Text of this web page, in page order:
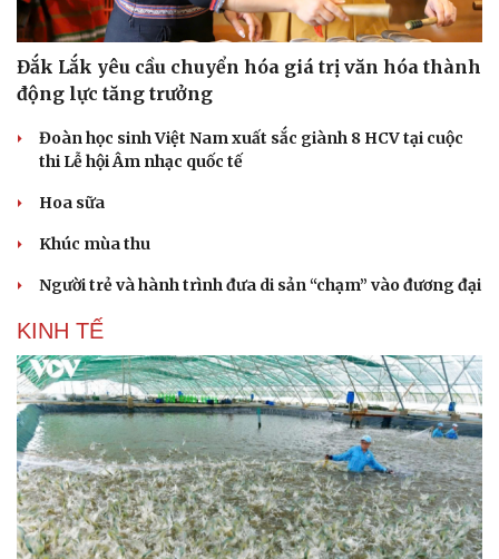
Doanh nghiệp
Thông tin doanh nghiệp
Doanh nghiệp 24h
Vì cộng đồng
Sành điệu
Đắk Lắk yêu cầu chuyển hóa giá trị văn hóa thành
động lực tăng trưởng
Đoàn học sinh Việt Nam xuất sắc giành 8 HCV tại cuộc
thi Lễ hội Âm nhạc quốc tế
Hoa sữa
Khúc mùa thu
Người trẻ và hành trình đưa di sản “chạm” vào đương đại
KINH TẾ